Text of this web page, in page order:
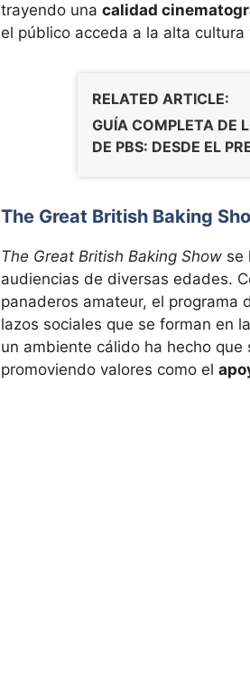
trayendo una calidad
el público acceda a la alta cultura
RELATED ARTICLE:
GUÍA COMPLETA DE
DE PBS: DESDE EL
The Great British Baking
The Great British Baking Show se
audiencias de diversas edades.
panaderos amateur, el programa
lazos sociales que se forman en
un ambiente cálido ha hecho
promoviendo valores como el